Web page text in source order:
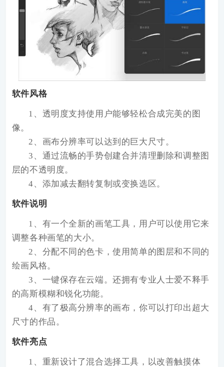
软件风格
1、透明度支持使用户能够轻松合成完美的图
像。
2、画布分辨率可以达到的巨大尺寸。
3、通过流畅的手势创建合并清理删除和调整图
层的不透明度。
4、添加减去翻转复制或变换选区。
软件说明
1、有一个全新的画笔工具，用户可以使用它来
调整各种画笔的大小。
2、分配不同的色卡，使用简单的图层和不同的
绘画风格。
3、一键保存在云端。还拥有专业人士爱不释手
的高斯模糊和锐化功能。
4、有了极高分辨率的画布，你可以打印出超大
尺寸的作品。
软件亮点
1、重新设计了混合选择工具，以改善触摸体